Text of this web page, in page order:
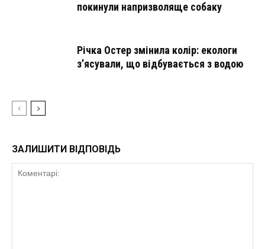
покинули напризволяще собаку
Річка Остер змінила колір: екологи
з’ясували, що відбувається з водою
ЗАЛИШИТИ ВІДПОВІДЬ